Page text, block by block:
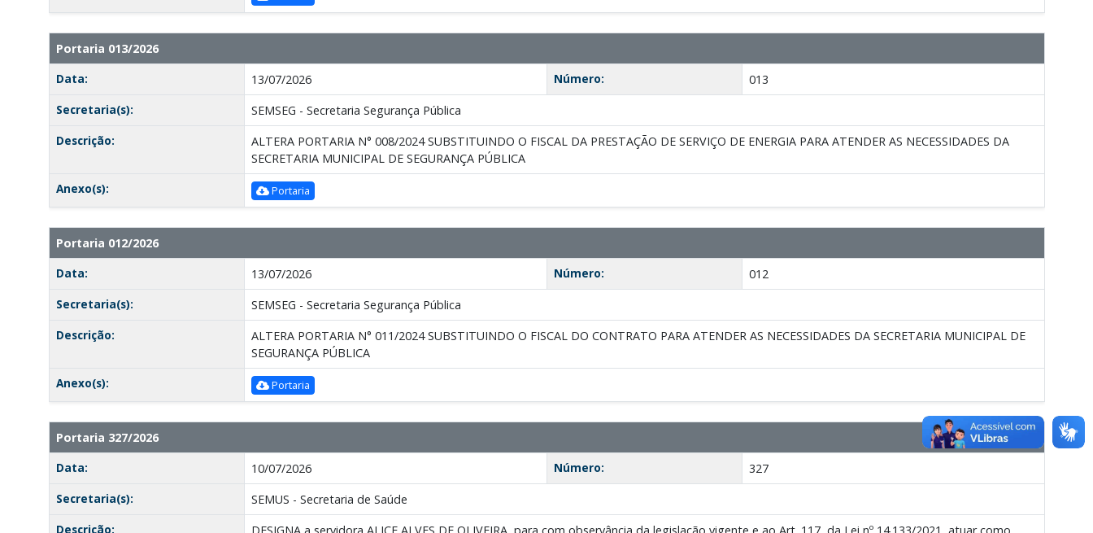
Portaria 013/2026
Data:
13/07/2026 Número:
013
Secretaria(s):
SEMSEG - Secretaria Segurança Pública
Descrição:
ALTERA PORTARIA N° 008/2024 SUBSTITUINDO O FISCAL DA PRESTAÇÃO DE SERVIÇO DE ENERGIA PARA ATENDER AS NECESSIDADES DA
SECRETARIA MUNICIPAL DE SEGURANÇA PÚBLICA
Anexo(s):
Portaria
Portaria 012/2026
Data:
13/07/2026 Número:
012
Secretaria(s):
SEMSEG - Secretaria Segurança Pública
Descrição:
ALTERA PORTARIA N° 011/2024 SUBSTITUINDO O FISCAL DO CONTRATO PARA ATENDER AS NECESSIDADES DA SECRETARIA MUNICIPAL DE
SEGURANÇA PÚBLICA
Anexo(s):
Portaria
Portaria 327/2026
Data:
10/07/2026 Número:
327
Secretaria(s):
SEMUS - Secretaria de Saúde
Descrição: